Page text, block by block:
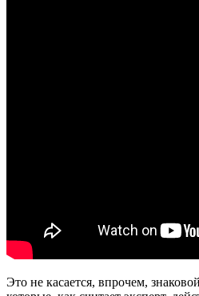
Это не касается, впрочем,